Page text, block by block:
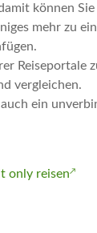
können
mehr zu
Reiseportale
vergleichen.
ein
only reisen